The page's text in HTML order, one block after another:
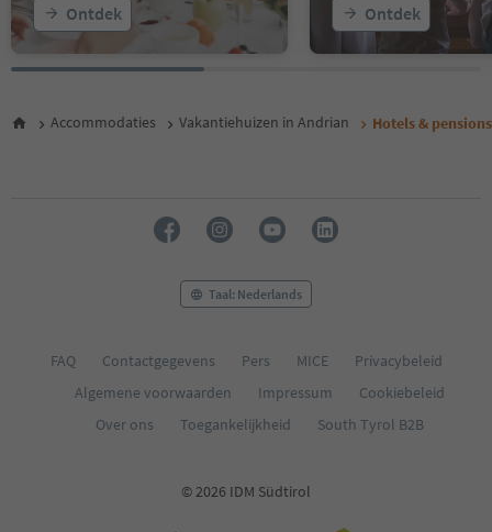
Ontdek Ontdek
Accommodaties Vakantiehuizen in Andrian Hotels &
Taal: Nederlands
FAQ Contactgegevens Pers MICE
Privacybeleid
Algemene voorwaarden
Impressum
Cookiebeleid
Over ons
Toegankelijkheid South Tyrol B2B
© 2026 IDM Südtirol